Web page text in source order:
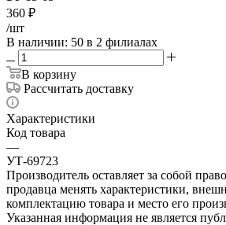
360 ₽
/шт
В наличии: 50 в 2 филиалах
В корзину
Рассчитать доставку
Характеристики
Код товара
—
УТ-69723
Производитель оставляет за собой
продавца менять характеристики,
комплектацию товара и место его
Указанная информация не является